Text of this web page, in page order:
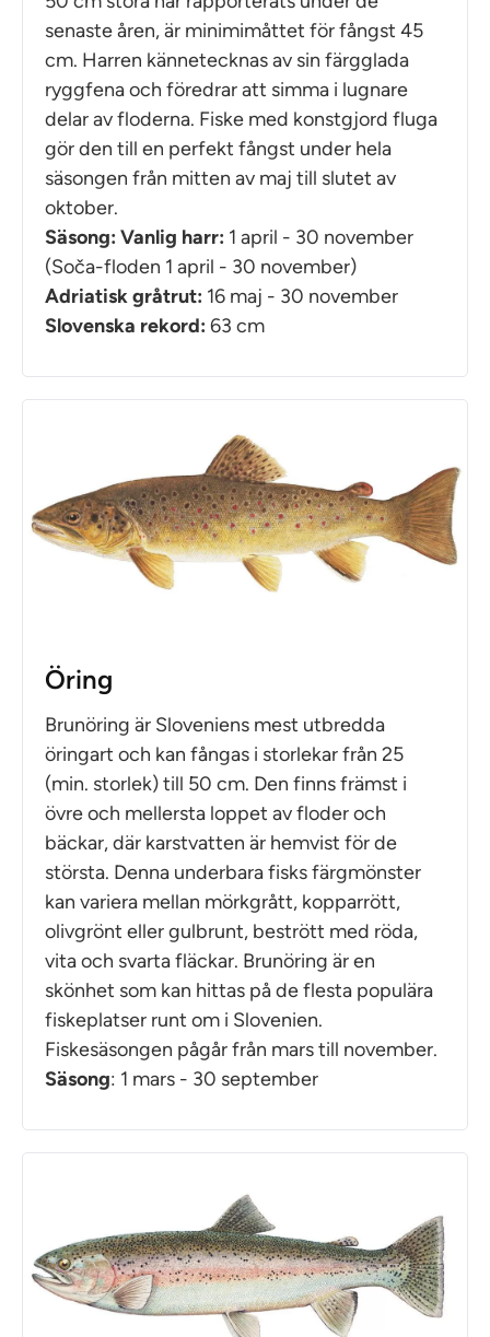
senaste åren, är minimimåttet för fångst 45
cm. Harren kännetecknas av sin färgglada
ryggfena och föredrar att simma i lugnare
delar av floderna. Fiske med konstgjord fluga
gör den till en perfekt fångst under hela
säsongen från mitten av maj till slutet av
oktober.
Säsong: Vanlig harr: 1 april - 30 november
(Soča-floden 1 april - 30 november)
Adriatisk gråtrut: 16 maj - 30 november
Slovenska rekord: 63 cm
Öring
Brunöring är Sloveniens mest utbredda
öringart och kan fångas i storlekar från 25
(min. storlek) till 50 cm. Den finns främst i
övre och mellersta loppet av floder och
bäckar, där karstvatten är hemvist för de
största. Denna underbara fisks färgmönster
kan variera mellan mörkgrått, kopparrött,
olivgrönt eller gulbrunt, bestrött med röda,
vita och svarta fläckar. Brunöring är en
skönhet som kan hittas på de flesta populära
fiskeplatser runt om i Slovenien.
Fiskesäsongen pågår från mars till november.
Säsong: 1 mars - 30 september